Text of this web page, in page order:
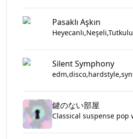
Pasaklı Aşkın
Heyecanlı,Neşeli,Tutkulu
Silent Symphony
鍵のない部屋